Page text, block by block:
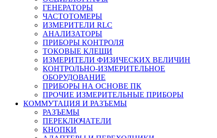
ГЕНЕРАТОРЫ
ЧАСТОТОМЕРЫ
ИЗМЕРИТЕЛИ RLC
АНАЛИЗАТОРЫ
ПРИБОРЫ КОНТРОЛЯ
ТОКОВЫЕ КЛЕЩИ
ИЗМЕРИТЕЛИ ФИЗИЧЕСКИХ ВЕЛИЧИН
КОНТРОЛЬНО-ИЗМЕРИТЕЛЬНОЕ
ОБОРУДОВАНИЕ
ПРИБОРЫ НА ОСНОВЕ ПК
ПРОЧИЕ ИЗМЕРИТЕЛЬНЫЕ ПРИБОРЫ
КОММУТАЦИЯ И РАЗЪЕМЫ
РАЗЪЕМЫ
ПЕРЕКЛЮЧАТЕЛИ
КНОПКИ